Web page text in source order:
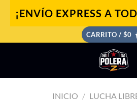
¡ENVÍO EXPRESS A
CARRITO / $0
INICIO / LUCHA